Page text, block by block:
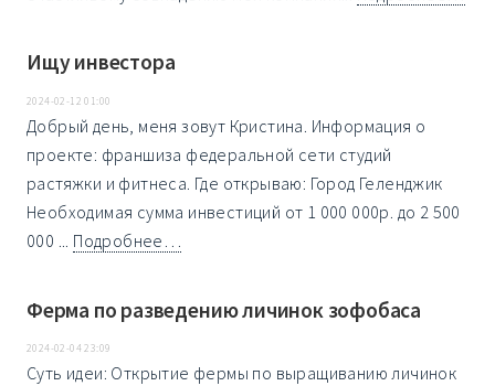
Ищу инвестора
2024-02-12 01:00
Добрый день, меня зовут Кристина. Информация о
проекте: франшиза федеральной сети студий
растяжки и фитнеса. Где открываю: Город Геленджик
Необходимая сумма инвестиций от 1 000 000р. до 2 500
000 ... Подробнее…
Ферма по разведению личинок зофобаса
2024-02-04 23:09
Суть идеи: Открытие фермы по выращиванию личинок